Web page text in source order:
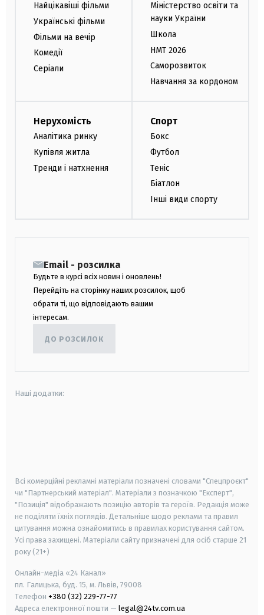
Найцікавіші фільми
Українські фільми
Фільми на вечір
Комедії
Серіали
Міністерство освіти та
науки України
Школа
НМТ 2026
Саморозвиток
Навчання за кордоном
Нерухомість
Аналітика ринку
Купівля житла
Тренди і натхнення
Спорт
Бокс
Футбол
Теніс
Біатлон
Інші види спорту
Email - розсилка
Будьте в курсі всіх новин і оновлень!
Перейдіть на сторінку наших розсилок, щоб
обрати ті, що відповідають вашим
інтересам.
ДО РОЗСИЛОК
Наші додатки:
Всі комерційні рекламні матеріали позначені словами "Спецпроєкт"
чи "Партнерський матеріал". Матеріали з позначкою "Експерт",
"Позиція" відображають позицію авторів та героїв. Редакція може
не поділяти їхніх поглядів. Детальніше щодо реклами та правил
цитування можна ознайомитись в правилах користування сайтом.
Усі права захищені. Матеріали сайту призначені для осіб старше 21
року (21+)
Онлайн-медіа «24 Канал»
пл. Галицька, буд. 15, м. Львів, 79008
Телефон +380 (32) 229-77-77
Адреса електронної пошти — legal@24tv.com.ua